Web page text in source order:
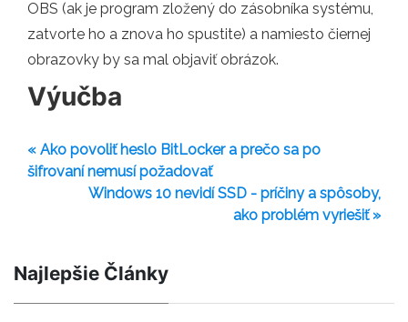
OBS (ak je program zložený do zásobníka systému,
zatvorte ho a znova ho spustite) a namiesto čiernej
obrazovky by sa mal objaviť obrázok.
Výučba
« Ako povoliť heslo BitLocker a prečo sa po
šifrovaní nemusí požadovať
Windows 10 nevidí SSD - príčiny a spôsoby,
ako problém vyriešiť »
Najlepšie Články